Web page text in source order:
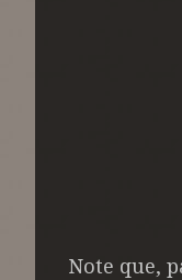
Note que,